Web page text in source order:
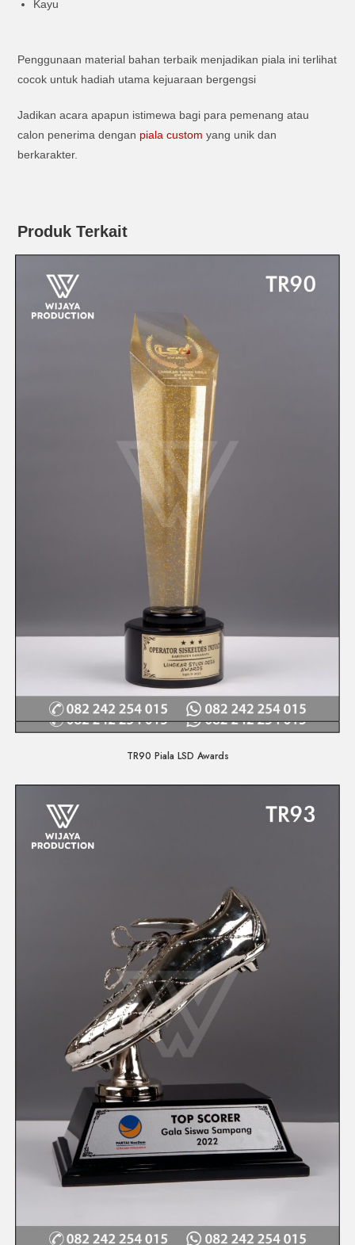
Kayu
Penggunaan material bahan terbaik menjadikan piala ini terlihat
cocok untuk hadiah utama kejuaraan bergengsi
Jadikan acara apapun istimewa bagi para pemenang atau
calon penerima dengan piala custom yang unik dan
berkarakter.
Produk Terkait
Quick View
TR90 Piala LSD Awards